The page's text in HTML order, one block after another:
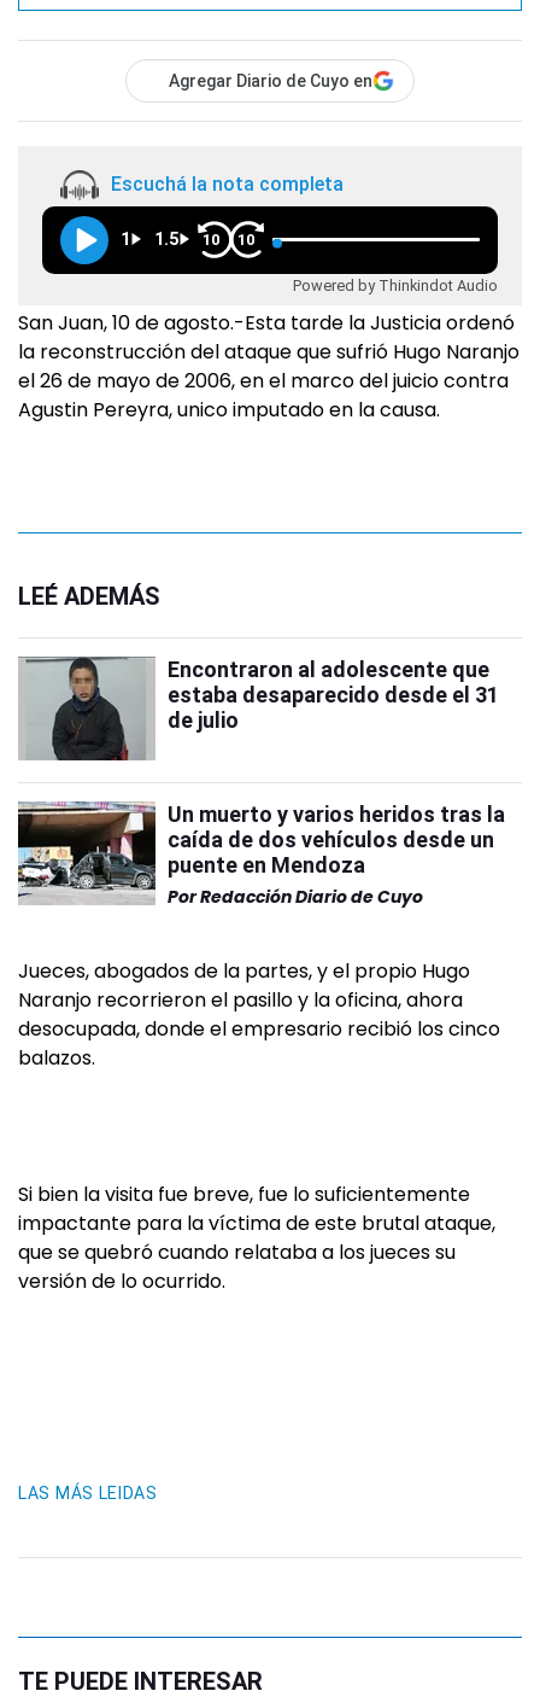
Agregar Diario de Cuyo en
Escuchá la nota completa
1 1.5 10 10
Powered by Thinkindot Audio
San Juan, 10 de agosto.-Esta tarde la Justicia ordenó
la reconstrucción del ataque que sufrió Hugo Naranjo
el 26 de mayo de 2006, en el marco del juicio contra
Agustin Pereyra, unico imputado en la causa.
LEÉ ADEMÁS
Encontraron al adolescente que
estaba desaparecido desde el 31
de julio
Un muerto y varios heridos tras la
caída de dos vehículos desde un
puente en Mendoza
PorRedacción Diario de Cuyo
Jueces, abogados de la partes, y el propio Hugo
Naranjo recorrieron el pasillo y la oficina, ahora
desocupada, donde el empresario recibió los cinco
balazos.
Si bien la visita fue breve, fue lo suficientemente
impactante para la víctima de este brutal ataque,
que se quebró cuando relataba a los jueces su
versión de lo ocurrido.
LAS MÁS LEIDAS
TE PUEDE INTERESAR